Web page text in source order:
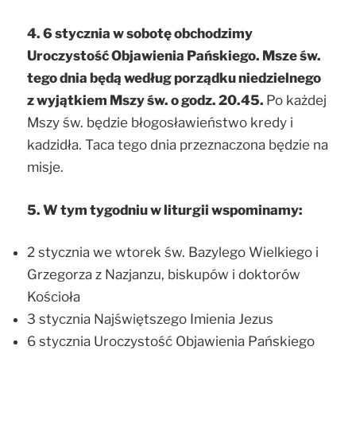
4. 6 stycznia w sobotę obchodzimy
Uroczystość Objawienia Pańskiego. Msze św.
tego dnia będą według porządku niedzielnego
z wyjątkiem Mszy św. o godz. 20.45. Po każdej
Mszy św. będzie błogosławieństwo kredy i
kadzidła. Taca tego dnia przeznaczona będzie na
misje.
5. W tym tygodniu w liturgii wspominamy:
2 stycznia we wtorek św. Bazylego Wielkiego i
Grzegorza z Nazjanzu, biskupów i doktorów
Kościoła
3 stycznia Najświętszego Imienia Jezus
6 stycznia Uroczystość Objawienia Pańskiego